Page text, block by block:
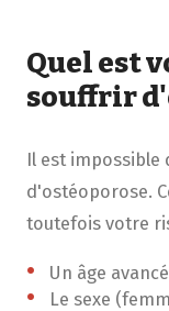
Quel est
souffrir
Il est impossible
d'ostéoporose.
toutefois votre
Un âge avancé
Le sexe